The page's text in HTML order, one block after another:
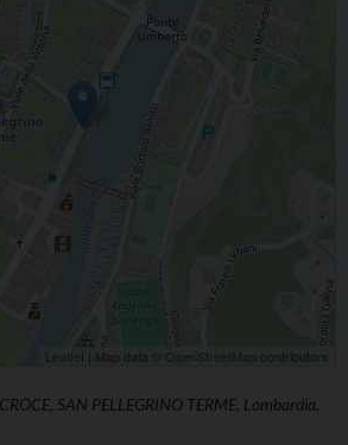
Leaflet | Map data © OpenStreetMap contributors
SAN PELLEGRINO TERME, Lombardia,